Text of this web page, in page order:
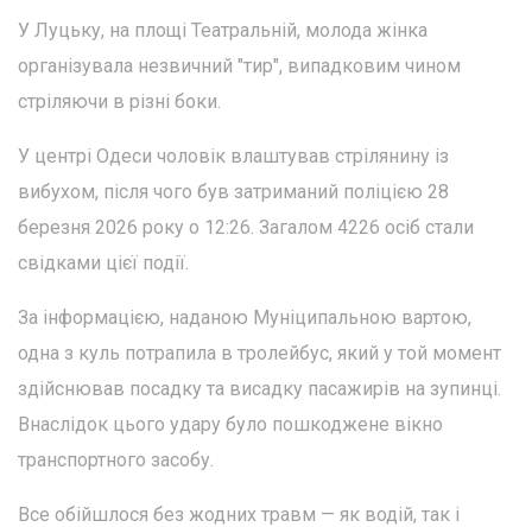
У Луцьку, на площі Театральній, молода жінка
організувала незвичний "тир", випадковим чином
стріляючи в різні боки.
У центрі Одеси чоловік влаштував стрілянину із
вибухом, після чого був затриманий поліцією 28
березня 2026 року о 12:26. Загалом 4226 осіб стали
свідками цієї події.
За інформацією, наданою Муніципальною вартою,
одна з куль потрапила в тролейбус, який у той момент
здійснював посадку та висадку пасажирів на зупинці.
Внаслідок цього удару було пошкоджене вікно
транспортного засобу.
Все обійшлося без жодних травм — як водій, так і